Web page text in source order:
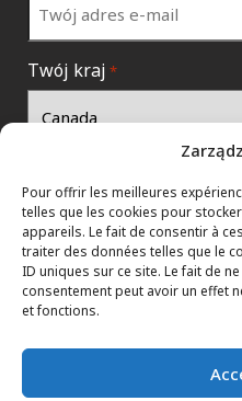
Pour offrir les meilleures
telles que les cookies pour
appareils. Le fait de consentir à
traiter des données telles que le
ID uniques sur ce site. Le fait de
consentement peut avoir un effet
et fonctions.
Twój kraj *